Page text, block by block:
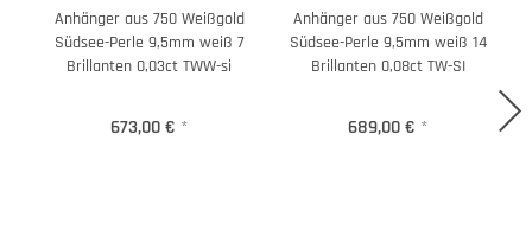
Anhänger aus 750 Weißgold
Südsee-Perle 9,5mm weiß 7
Brillanten 0,03ct TWW-si
673,00 € *
Anhänger aus 750 Weißgold
Südsee-Perle 9,5mm weiß 14
Brillanten 0,08ct TW-SI
689,00 € *